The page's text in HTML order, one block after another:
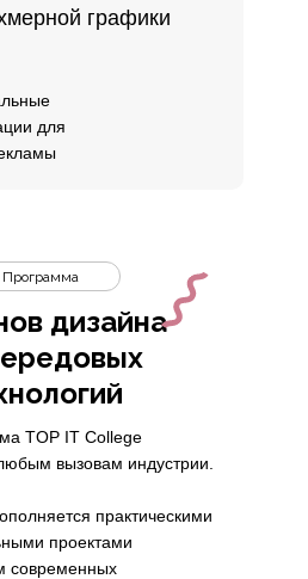
графики
для
дизайна
Программа
TOP IT College
вызовам индустрии.
практическими
проектами
современных